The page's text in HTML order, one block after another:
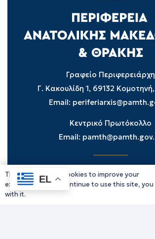
Γραφείο Περιφερειάρχη
Γ. Κακουλίδη 1, 69132
Email:
Κεντρικό Πρωτόκολλο
Email:
Υπηρεσίες Δράμας
Υπηρεσίες Καβάλας
EL
This website uses cookies to improve your
experience. If you continue to use this site, you
with it.